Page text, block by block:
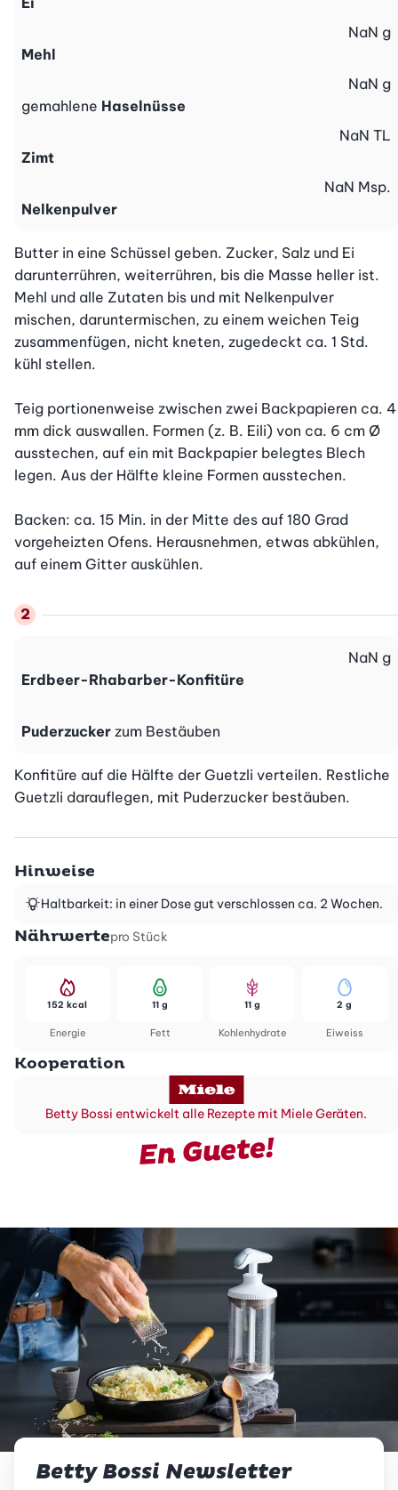
Mehl
NaN g
gemahlene Haselnüsse
NaN g
Zimt
NaN TL
Nelkenpulver
NaN Msp.
Butter in eine Schüssel geben. Zucker, Salz und Ei
darunterrühren, weiterrühren, bis die Masse heller ist.
Mehl und alle Zutaten bis und mit Nelkenpulver
mischen, daruntermischen, zu einem weichen Teig
zusammenfügen, nicht kneten, zugedeckt ca. 1 Std.
kühl stellen.
Teig portionenweise zwischen zwei Backpapieren ca. 4
mm dick auswallen. Formen (z. B. Eili) von ca. 6 cm Ø
ausstechen, auf ein mit Backpapier belegtes Blech
legen. Aus der Hälfte kleine Formen ausstechen.
Backen: ca. 15 Min. in der Mitte des auf 180 Grad
vorgeheizten Ofens. Herausnehmen, etwas abkühlen,
auf einem Gitter auskühlen.
Erdbeer-Rhabarber-Konfitüre
NaN g
Puderzucker zum Bestäuben
Konfitüre auf die Hälfte der Guetzli verteilen. Restliche
Guetzli darauflegen, mit Puderzucker bestäuben.
Hinweise
Haltbarkeit: in einer Dose gut verschlossen ca. 2 Wochen.
Nährwertepro Stück
Energie
152 kcal
Fett
11 g
Kohlenhydrate
11 g
Eiweiss
2 g
Kooperation
Betty Bossi entwickelt alle Rezepte mit Miele Geräten.
En Guete!
Betty Bossi Newsletter